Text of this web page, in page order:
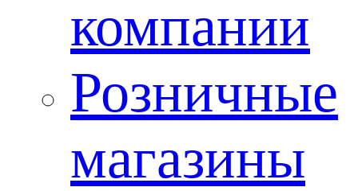
компании
Розничные
магазины